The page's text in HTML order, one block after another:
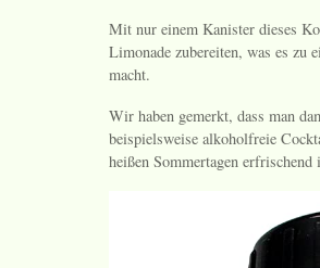
Mit nur einem Kanister dieses
Limonade zubereiten, was es zu
macht.
Wir haben gemerkt, dass man
beispielsweise alkoholfreie
heißen Sommertagen erfrischend